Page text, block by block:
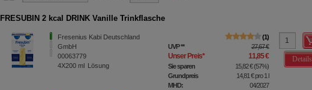
FRESUBIN 2 kcal DRINK Vanille Trinkflasche
Fresenius Kabi Deutschland
GmbH
00063779
4X200 ml Lösung
1
UVP** 27,67 €
Unser Preis* 11,85 €
Sie sparen 15,82 €(57%)
Grundpreis
14,81 €pro 1 l
MHD:
04/2027
Details